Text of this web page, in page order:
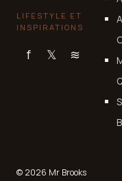
LIFESTYLE ET
INSPIRATIONS
f 𝕏 ≋
© 2026 Mr Brooks